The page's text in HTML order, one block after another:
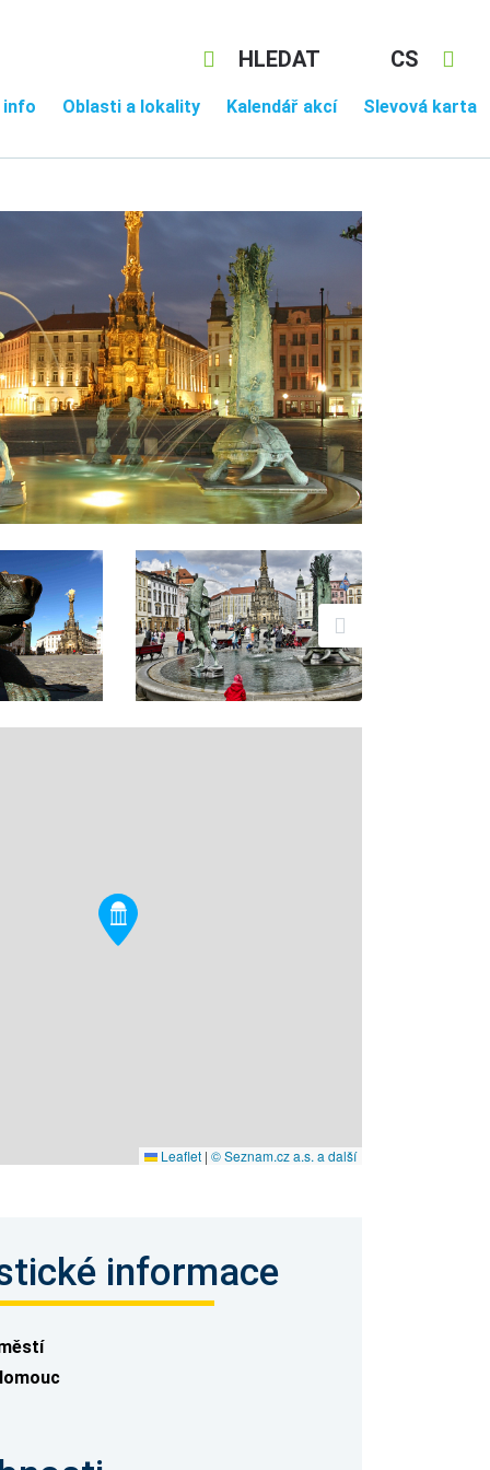
CS
HLEDAT
info Oblasti a lokality Kalendář akcí Slevová karta
Leaflet | © Seznam.cz a.s. a další
informace